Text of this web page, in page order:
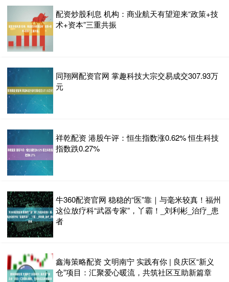
配资炒股利息 机构：商业航天有望迎来“政策+技
术+资本”三重共振
同翔网配资官网 掌趣科技大宗交易成交307.93万
元
祥乾配资 港股午评：恒生指数涨0.62% 恒生科技
指数跌0.27%
牛360配资官网 稳稳的“医”靠｜与毫米较真！福州
这位放疗科“武器专家”，丫霸！_刘利彬_治疗_患
者
鑫海策略配资 文明南宁 实践有你 | 良庆区“新义
仓”项目：汇聚爱心暖流，共筑社区互助新篇章